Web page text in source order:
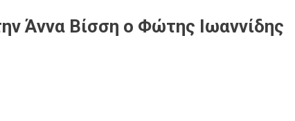
Άννα Βίσση ο Φώτης Ιωαννίδης